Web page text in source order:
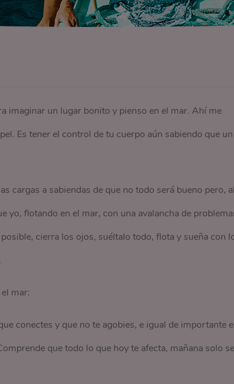
imaginar un lugar bonito y pienso en el mar. Ahí me
Es tener el control de tu cuerpo aún sabiendo que un
cargas a sabiendas de que no todo será bueno pero,
yo, flotando en el mar, con una avalancha de
cierra los ojos, suéltalo todo, flota y sueña con
mar:
conectes y que no te agobies, e igual de importante
que todo lo que hoy te afecta, mañana solo